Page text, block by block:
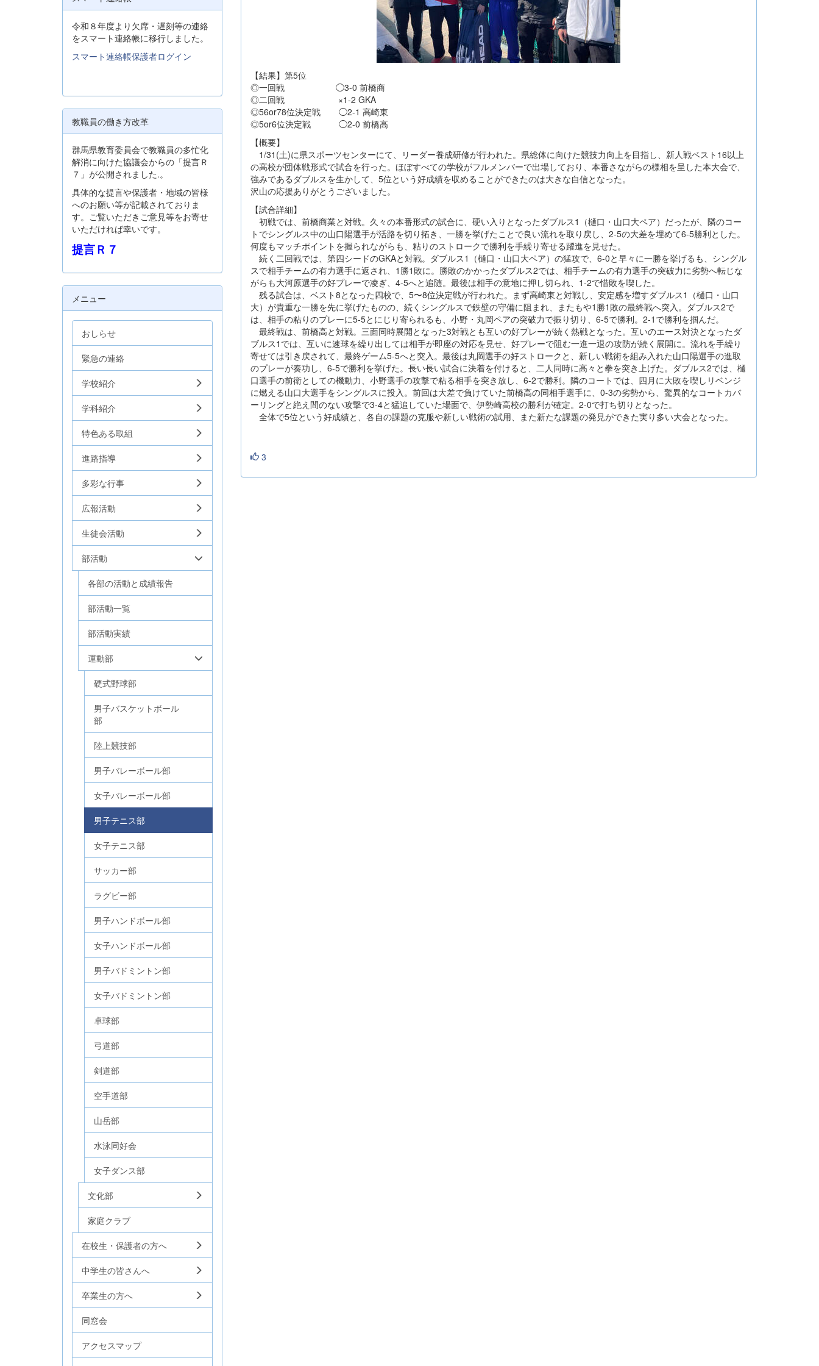
【結果】第5位
◎一回戦 ◯3-0 前橋商
◎二回戦 ×1-2 GKA
◎56or78位決定戦 ◯2-1 高崎東
◎5or6位決定戦 ◯2-0 前橋高
【概要】
1/31(土)に県スポーツセンターにて、リーダー養成研修が行われた。県総体に向けた競技力向上を目指し、新人戦ベスト16以上
の高校が団体戦形式で試合を行った。ほぼすべての学校がフルメンバーで出場しており、本番さながらの様相を呈した本大会で、
強みであるダブルスを生かして、5位という好成績を収めることができたのは大きな自信となった。
沢山の応援ありがとうございました。
【試合詳細】
初戦では、前橋商業と対戦。久々の本番形式の試合に、硬い入りとなったダブルス1（樋口・山口大ペア）だったが、隣のコー
トでシングルス中の山口陽選手が活路を切り拓き、一勝を挙げたことで良い流れを取り戻し、2-5の大差を埋めて6-5勝利とした。
何度もマッチポイントを握られながらも、粘りのストロークで勝利を手繰り寄せる躍進を見せた。
続く二回戦では、第四シードのGKAと対戦。ダブルス1（樋口・山口大ペア）の猛攻で、6-0と早々に一勝を挙げるも、シングル
スで相手チームの有力選手に返され、1勝1敗に。勝敗のかかったダブルス2では、相手チームの有力選手の突破力に劣勢へ転じな
がらも大河原選手の好プレーで凌ぎ、4-5へと追随。最後は相手の意地に押し切られ、1-2で惜敗を喫した。
残る試合は、ベスト8となった四校で、5〜8位決定戦が行われた。まず高崎東と対戦し、安定感を増すダブルス1（樋口・山口
大）が貴重な一勝を先に挙げたものの、続くシングルスで鉄壁の守備に阻まれ、またもや1勝1敗の最終戦へ突入。ダブルス2で
は、相手の粘りのプレーに5-5とにじり寄られるも、小野・丸岡ペアの突破力で振り切り、6-5で勝利。2-1で勝利を掴んだ。
最終戦は、前橋高と対戦。三面同時展開となった3対戦とも互いの好プレーが続く熱戦となった。互いのエース対決となったダ
ブルス1では、互いに速球を繰り出しては相手が即座の対応を見せ、好プレーで阻む一進一退の攻防が続く展開に。流れを手繰り
寄せては引き戻されて、最終ゲーム5-5へと突入。最後は丸岡選手の好ストロークと、新しい戦術を組み入れた山口陽選手の進取
のプレーが奏功し、6-5で勝利を挙げた。長い長い試合に決着を付けると、二人同時に高々と拳を突き上げた。ダブルス2では、樋
口選手の前衛としての機動力、小野選手の攻撃で粘る相手を突き放し、6-2で勝利。隣のコートでは、四月に大敗を喫しリベンジ
に燃える山口大選手をシングルスに投入。前回は大差で負けていた前橋高の同相手選手に、0-3の劣勢から、驚異的なコートカバ
ーリングと絶え間のない攻撃で3-4と猛追していた場面で、伊勢崎高校の勝利が確定。2-0で打ち切りとなった。
全体で5位という好成績と、各自の課題の克服や新しい戦術の試用、また新たな課題の発見ができた実り多い大会となった。
3
令和８年度より欠席・遅刻等の連絡
をスマート連絡帳に移行しました。
スマート連絡帳保護者ログイン
教職員の働き方改革
群馬県教育委員会で教職員の多忙化
解消に向けた協議会からの「提言Ｒ
７」が公開されました.。
具体的な提言や保護者・地域の皆様
へのお願い等が記載されておりま
す。ご覧いただきご意見等をお寄せ
いただければ幸いです。
提言Ｒ７
メニュー
おしらせ
緊急の連絡
学校紹介
学科紹介
特色ある取組
進路指導
多彩な行事
広報活動
生徒会活動
部活動
各部の活動と成績報告
部活動一覧
部活動実績
運動部
硬式野球部
男子バスケットボール
部
陸上競技部
男子バレーボール部
女子バレーボール部
男子テニス部
女子テニス部
サッカー部
ラグビー部
男子ハンドボール部
女子ハンドボール部
男子バドミントン部
女子バドミントン部
卓球部
弓道部
剣道部
空手道部
山岳部
水泳同好会
女子ダンス部
文化部
家庭クラブ
在校生・保護者の方へ
中学生の皆さんへ
卒業生の方へ
同窓会
アクセスマップ